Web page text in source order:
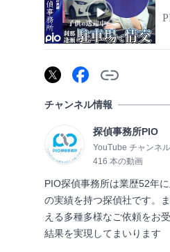
チャンネル情報
探偵事務所PIO
YouTube チャンネ
416 本の動画
PIO探偵事務所は業歴52年
の実績を持つ探偵社です。
える多種多様なご依頼をお
結果を実現してまい